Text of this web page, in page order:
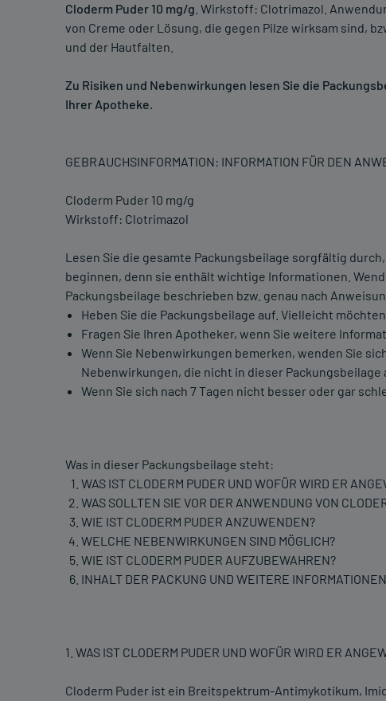
Cloderm Puder 10 mg/g . Wirkstoff: Clotrimazol.
von Creme oder Lösung, die gegen Pilze wirksam sind,
und der Hautfalten.
Zu Risiken und Nebenwirkungen lesen Sie die
Ihrer Apotheke.
GEBRAUCHSINFORMATION: INFORMATION FÜR DEN
Cloderm Puder 10 mg/g
Wirkstoff: Clotrimazol
Lesen Sie die gesamte Packungsbeilage sorgfältig
beginnen, denn sie enthält wichtige Informationen.
Packungsbeilage beschrieben bzw. genau nach
Heben Sie die Packungsbeilage auf. Vielleicht
Fragen Sie Ihren Apotheker, wenn Sie weitere
Wenn Sie Nebenwirkungen bemerken, wenden Sie
Nebenwirkungen, die nicht in dieser Packungsbeilage
Wenn Sie sich nach 7 Tagen nicht besser oder gar
Was in dieser Packungsbeilage steht:
WAS IST CLODERM PUDER UND WOFÜR WIRD ER
WAS SOLLTEN SIE VOR DER ANWENDUNG VON
WIE IST CLODERM PUDER ANZUWENDEN?
WELCHE NEBENWIRKUNGEN SIND MÖGLICH?
WIE IST CLODERM PUDER AUFZUBEWAHREN?
INHALT DER PACKUNG UND WEITERE INFORMATIONEN
1. WAS IST CLODERM PUDER UND WOFÜR WIRD ER
Cloderm Puder ist ein Breitspektrum-Antimykotikum,